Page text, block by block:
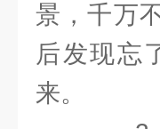
景，千万
后发现忘
来。